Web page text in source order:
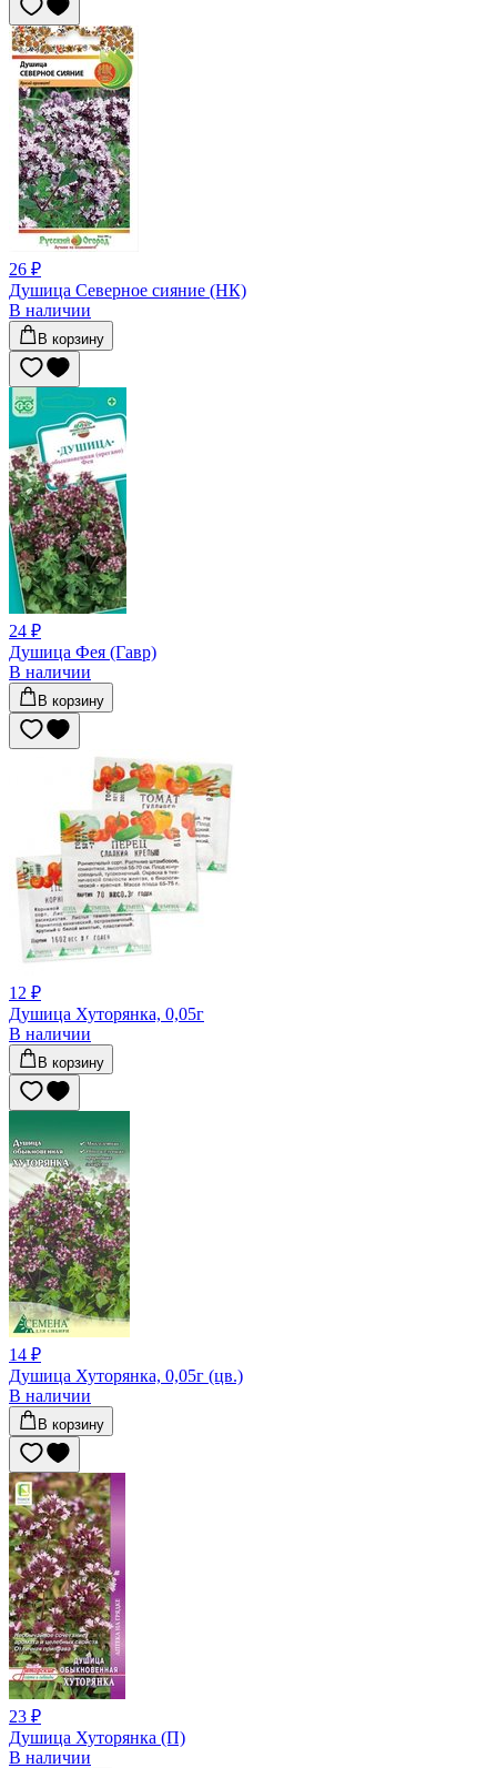
26 ₽
Душица Северное сияние (НК)
В наличии
В корзину
24 ₽
Душица Фея (Гавр)
В наличии
В корзину
12 ₽
Душица Хуторянка, 0,05г
В наличии
В корзину
14 ₽
Душица Хуторянка, 0,05г (цв.)
В наличии
В корзину
23 ₽
Душица Хуторянка (П)
В наличии